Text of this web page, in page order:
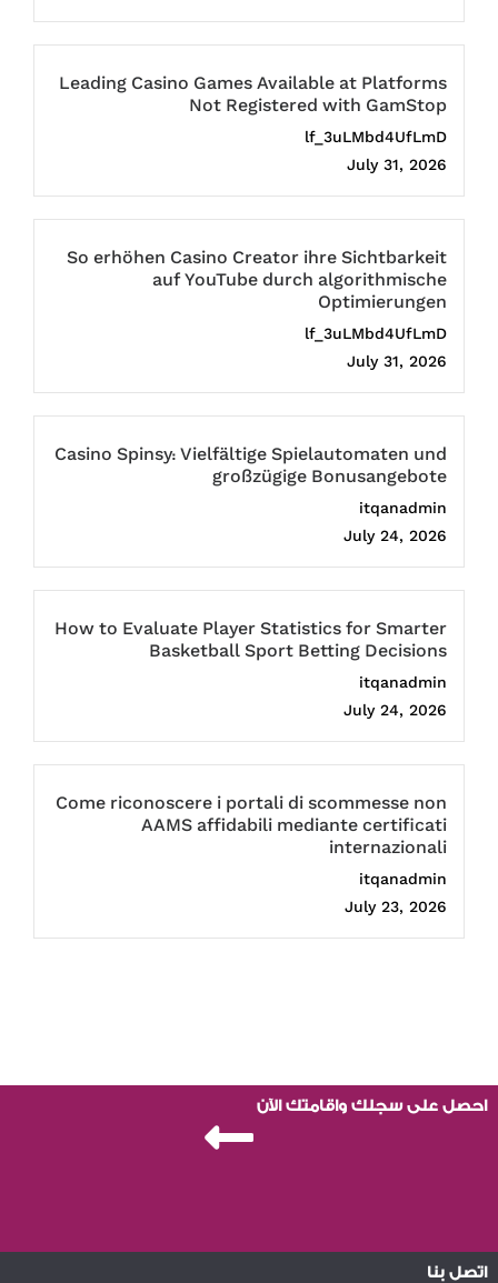
Leading Casino Games Available at Platforms
Not Registered with GamStop
lf_3uLMbd4UfLmD
July 31, 2026
So erhöhen Casino Creator ihre Sichtbarkeit
auf YouTube durch algorithmische
Optimierungen
lf_3uLMbd4UfLmD
July 31, 2026
Casino Spinsy: Vielfältige Spielautomaten und
großzügige Bonusangebote
itqanadmin
July 24, 2026
How to Evaluate Player Statistics for Smarter
Basketball Sport Betting Decisions
itqanadmin
July 24, 2026
Come riconoscere i portali di scommesse non
AAMS affidabili mediante certificati
internazionali
itqanadmin
July 23, 2026
احصل على سجلك واقامتك الآن
اتصل بنا